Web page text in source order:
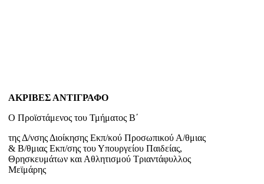
ΑΚΡΙΒΕΣ ΑΝΤΙΓΡΑΦΟ
Ο Προϊστάμενος του Τμήματος Β΄
της Δ/νσης Διοίκησης Εκπ/κού Προσωπικού Α/θμιας
& Β/θμιας Εκπ/σης του Υπουργείου Παιδείας,
Θρησκευμάτων και Αθλητισμού Τριαντάφυλλος
Μεϊμάρης